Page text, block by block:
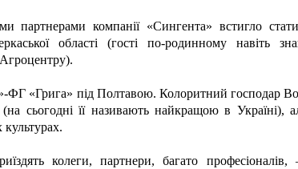
партнерами компанії «Сингента»встигло
області (гості по-родинному навіть
ФГ «Грига» під Полтавою. Колоритний господар
сьогодні її називають найкращою в Україні),
колеги, партнери, багато